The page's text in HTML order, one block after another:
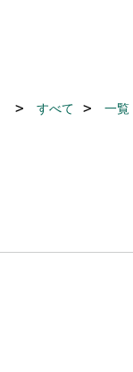
すべて 一覧